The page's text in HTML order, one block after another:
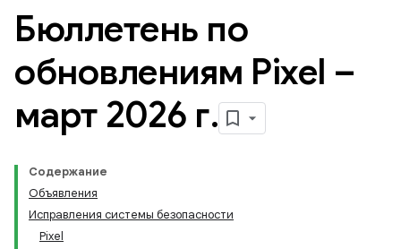
Бюллетень по
обновлениям Pixel –
март 2026 г.
Содержание
Объявления
Исправления системы безопасности
Pixel